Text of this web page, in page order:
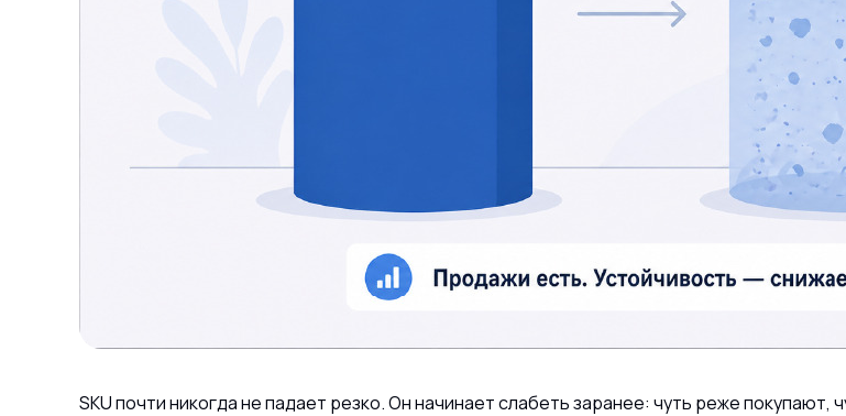
SKU почти никогда не падает резко. Он начинает слабеть заранее: чуть реже